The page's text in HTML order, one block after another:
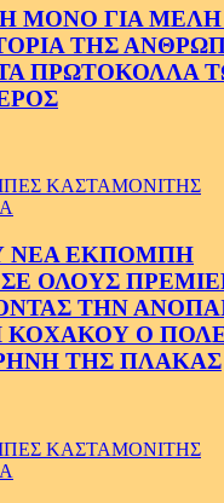
ΜΟΝΟ ΓΙΑ
ΤΗΣ
ΠΡΩΤΟΚΟΛΛΑ
ΚΑΣΤΑΜΟΝΙΤΗΣ
ΝΕΑ ΕΚΠΟΜΠΗ
ΟΛΟΥΣ
ΤΗΝ
ΚΟΧΑΚΟΥ Ο
ΤΗΣ ΠΛΑΚΑΣ
ΚΑΣΤΑΜΟΝΙΤΗΣ